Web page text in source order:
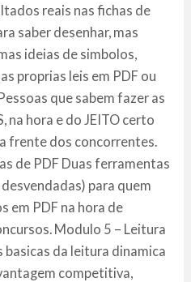
reais nas fichas de
saber desenhar, mas
ideias de simbolos,
proprias leis em PDF ou
que sabem fazer as
na hora e do JEITO certo
frente dos concorrentes.
de PDF Duas ferramentas
para quem
em PDF na hora de
Modulo 5 – Leitura
da leitura dinamica
competitiva,